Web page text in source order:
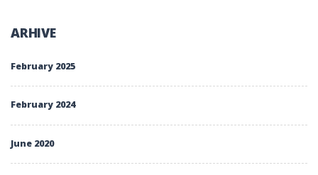
ARHIVE
February 2025
February 2024
June 2020